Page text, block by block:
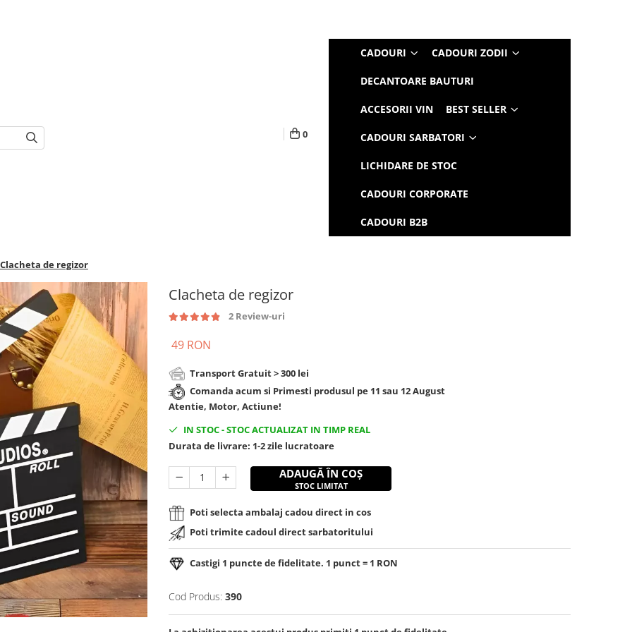
0
CADOURI CADOURI ZODII
DECANTOARE BAUTURI
ACCESORII VIN BEST SELLER
CADOURI SARBATORI
LICHIDARE DE STOC
CADOURI CORPORATE
CADOURI B2B
Clacheta de regizor
Clacheta de regizor
2 Review-uri
49 RON
Transport Gratuit > 300 lei
Comanda acum si Primesti produsul pe 11 sau 12 August
Atentie, Motor, Actiune!
IN STOC-STOC ACTUALIZAT IN TIMP REAL
Durata de livrare: 1-2 zile lucratoare
ADAUGĂ ÎN COȘ
STOC LIMITAT
Poti selecta ambalaj cadou direct in cos
Poti trimite cadoul direct sarbatoritului
Castigi 1 puncte de fidelitate. 1 punct = 1 RON
Cod Produs: 390